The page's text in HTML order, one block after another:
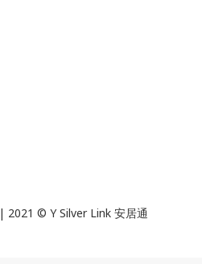
| 2021 © Y Silver Link 安居通